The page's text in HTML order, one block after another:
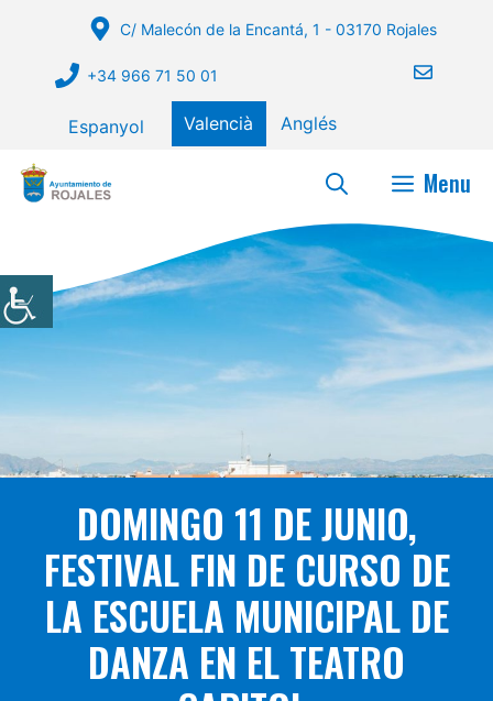
contingut
C/ Malecón de la Encantá, 1 - 03170 Rojales
+34 966 71 50 01
Espanyol Valencià Anglés
Menu
DOMINGO 11 DE JUNIO,
FESTIVAL FIN DE CURSO DE
LA ESCUELA MUNICIPAL DE
DANZA EN EL TEATRO